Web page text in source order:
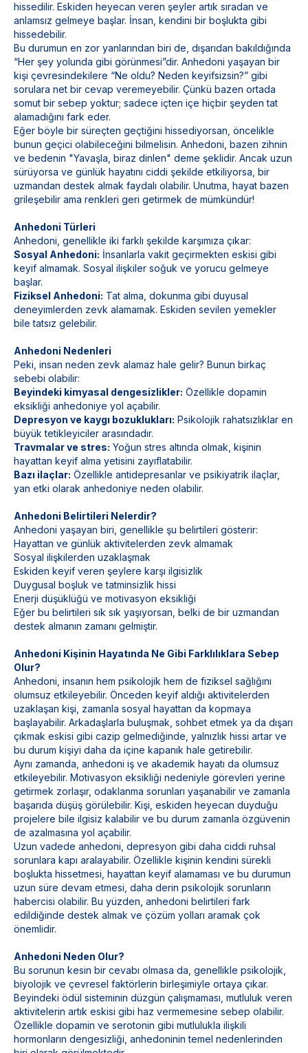
hissedilir. Eskiden heyecan veren şeyler artık sıradan ve
anlamsız gelmeye başlar. İnsan, kendini bir boşlukta gibi
hissedebilir.
Bu durumun en zor yanlarından biri de, dışarıdan bakıldığında
“Her şey yolunda gibi görünmesi”dir. Anhedoni yaşayan bir
kişi çevresindekilere “Ne oldu? Neden keyifsizsin?” gibi
sorulara net bir cevap veremeyebilir. Çünkü bazen ortada
somut bir sebep yoktur; sadece içten içe hiçbir şeyden tat
alamadığını fark eder.
Eğer böyle bir süreçten geçtiğini hissediyorsan, öncelikle
bunun geçici olabileceğini bilmelisin. Anhedoni, bazen zihnin
ve bedenin "Yavaşla, biraz dinlen" deme şeklidir. Ancak uzun
sürüyorsa ve günlük hayatını ciddi şekilde etkiliyorsa, bir
uzmandan destek almak faydalı olabilir. Unutma, hayat bazen
grileşebilir ama renkleri geri getirmek de mümkündür!
Anhedoni Türleri
Anhedoni, genellikle iki farklı şekilde karşımıza çıkar:
Sosyal Anhedoni: İnsanlarla vakit geçirmekten eskisi gibi
keyif almamak. Sosyal ilişkiler soğuk ve yorucu gelmeye
başlar.
Fiziksel Anhedoni: Tat alma, dokunma gibi duyusal
deneyimlerden zevk alamamak. Eskiden sevilen yemekler
bile tatsız gelebilir.
Anhedoni Nedenleri
Peki, insan neden zevk alamaz hale gelir? Bunun birkaç
sebebi olabilir:
Beyindeki kimyasal dengesizlikler: Özellikle dopamin
eksikliği anhedoniye yol açabilir.
Depresyon ve kaygı bozuklukları: Psikolojik rahatsızlıklar en
büyük tetikleyiciler arasındadır.
Travmalar ve stres: Yoğun stres altında olmak, kişinin
hayattan keyif alma yetisini zayıflatabilir.
Bazı ilaçlar: Özellikle antidepresanlar ve psikiyatrik ilaçlar,
yan etki olarak anhedoniye neden olabilir.
Anhedoni Belirtileri Nelerdir?
Anhedoni yaşayan biri, genellikle şu belirtileri gösterir:
Hayattan ve günlük aktivitelerden zevk almamak
Sosyal ilişkilerden uzaklaşmak
Eskiden keyif veren şeylere karşı ilgisizlik
Duygusal boşluk ve tatminsizlik hissi
Enerji düşüklüğü ve motivasyon eksikliği
Eğer bu belirtileri sık sık yaşıyorsan, belki de bir uzmandan
destek almanın zamanı gelmiştir.
Anhedoni Kişinin Hayatında Ne Gibi Farklılıklara Sebep
Olur?
Anhedoni, insanın hem psikolojik hem de fiziksel sağlığını
olumsuz etkileyebilir. Önceden keyif aldığı aktivitelerden
uzaklaşan kişi, zamanla sosyal hayattan da kopmaya
başlayabilir. Arkadaşlarla buluşmak, sohbet etmek ya da dışarı
çıkmak eskisi gibi cazip gelmediğinde, yalnızlık hissi artar ve
bu durum kişiyi daha da içine kapanık hale getirebilir.
Aynı zamanda, anhedoni iş ve akademik hayatı da olumsuz
etkileyebilir. Motivasyon eksikliği nedeniyle görevleri yerine
getirmek zorlaşır, odaklanma sorunları yaşanabilir ve zamanla
başarıda düşüş görülebilir. Kişi, eskiden heyecan duyduğu
projelere bile ilgisiz kalabilir ve bu durum zamanla özgüvenin
de azalmasına yol açabilir.
Uzun vadede anhedoni, depresyon gibi daha ciddi ruhsal
sorunlara kapı aralayabilir. Özellikle kişinin kendini sürekli
boşlukta hissetmesi, hayattan keyif alamaması ve bu durumun
uzun süre devam etmesi, daha derin psikolojik sorunların
habercisi olabilir. Bu yüzden, anhedoni belirtileri fark
edildiğinde destek almak ve çözüm yolları aramak çok
önemlidir.
Anhedoni Neden Olur?
Bu sorunun kesin bir cevabı olmasa da, genellikle psikolojik,
biyolojik ve çevresel faktörlerin birleşimiyle ortaya çıkar.
Beyindeki ödül sisteminin düzgün çalışmaması, mutluluk veren
aktivitelerin artık eskisi gibi haz vermemesine sebep olabilir.
Özellikle dopamin ve serotonin gibi mutlulukla ilişkili
hormonların dengesizliği, anhedoninin temel nedenlerinden